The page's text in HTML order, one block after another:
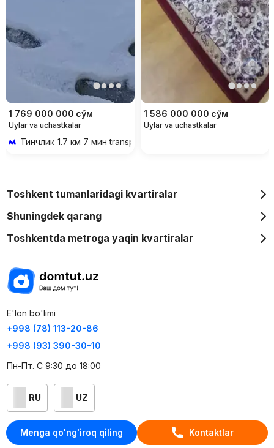
Menga qo'ng'iroq qiling Kontaktlar
1 769 000 000 сўм
Uylar va uchastkalar
Тинчлик 1.7 км 7 мин transportda
1 586 000 000 сўм
Uylar va uchastkalar
Toshkent tumanlaridagi kvartiralar
Shuningdek qarang
Toshkentda metroga yaqin kvartiralar
E'lon bo'limi
+998 (78) 113-20-86
+998 (93) 390-30-10
Пн-Пт. С 9:30 до 18:00
RU UZ
Kontaktlar